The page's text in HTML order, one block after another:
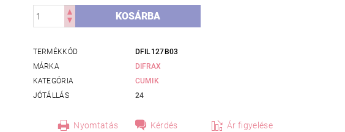
TERMÉKKÓD
DFIL127B03
MÁRKA
DIFRAX
KATEGÓRIA
CUMIK
JÓTÁLLÁS
24
Nyomtatás Kérdés Ár figyelése